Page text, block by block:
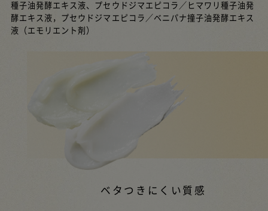
種子油発酵エキス液、プセウドジマエピコラ／ヒマワリ種子油発
酵エキス液，プセウドジマエピコラ／ベニパナ撞子油発酵エキス
液（エモリエント剤）
ベタつきにくい質感